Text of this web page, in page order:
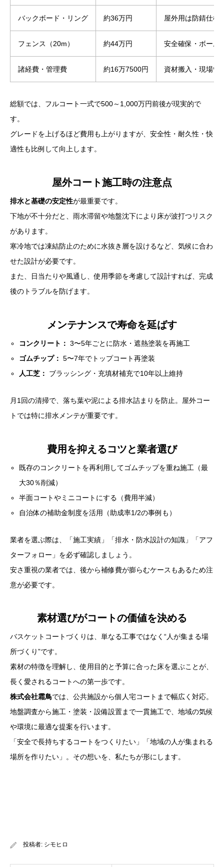
バックボード・リング 約36万円 屋外用は防錆仕様
フェンス（20m） 約44万円 安全確保・ボール
諸経費・管理費 約16万7500円 資材搬入・現場管
総額では、フルコート一式で500～1,000万円前後が現実的で
す。
グレードを上げるほど費用も上がりますが、安全性・耐久性・快
適性も比例して向上します。
屋外コート施工時の注意点
排水と基礎の安定性が最重要です。
下地が不十分だと、雨水滞留や地盤沈下により床が波打つリスク
があります。
寒冷地では凍結防止のために水抜き層を設けるなど、気候に合わ
せた設計が必要です。
また、日当たりや風通し、使用季節を考慮して設計すれば、完成
後のトラブルを防げます。
メンテナンスで寿命を延ばす
コンクリート： 3〜5年ごとに防水・遮熱塗装を再施工
ゴムチップ： 5〜7年でトップコート再塗装
人工芝：
ブラッシング・充填材補充で10年以上維持
月1回の清掃で、落ち葉や泥による排水詰まりを防止。屋外コー
トでは特に排水メンテが重要です。
費用を抑えるコツと業者選び
既存のコンクリートを再利用してゴムチップを重ね施工（最
大30％削減）
半面コートやミニコートにする（費用半減）
自治体の補助金制度を活用（助成率1/2の事例も）
業者を選ぶ際は、「施工実績」「排水・防水設計の知識」「アフ
ターフォロー」を必ず確認しましょう。
安さ重視の業者では、後から補修費が膨らむケースもあるため注
意が必要です。
素材選びがコートの価値を決める
バスケットコートづくりは、単なる工事ではなく“人が集まる場
所づくり”です。
素材の特徴を理解し、使用目的と予算に合った床を選ぶことが、
長く愛されるコートへの第一歩です。
株式会社霜鳥では、公共施設から個人宅コートまで幅広く対応。
地盤調査から施工・塗装・設備設置まで一貫施工で、地域の気候
や環境に最適な提案を行います。
「安全で長持ちするコートをつくりたい」「地域の人が集まれる
場所を作りたい」。その想いを、私たちが形にします。
投稿者: シモヒロ